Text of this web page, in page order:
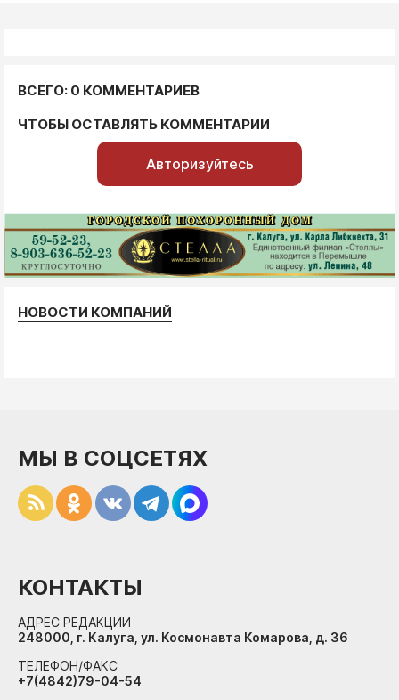
ВСЕГО: 0 КОММЕНТАРИЕВ
ЧТОБЫ ОСТАВЛЯТЬ КОММЕНТАРИИ
Авторизуйтесь
НОВОСТИ КОМПАНИЙ
МЫ В СОЦСЕТЯХ
КОНТАКТЫ
АДРЕС РЕДАКЦИИ
248000, г. Калуга, ул. Космонавта Комарова, д. 36
ТЕЛЕФОН/ФАКС
+7(4842)79-04-54